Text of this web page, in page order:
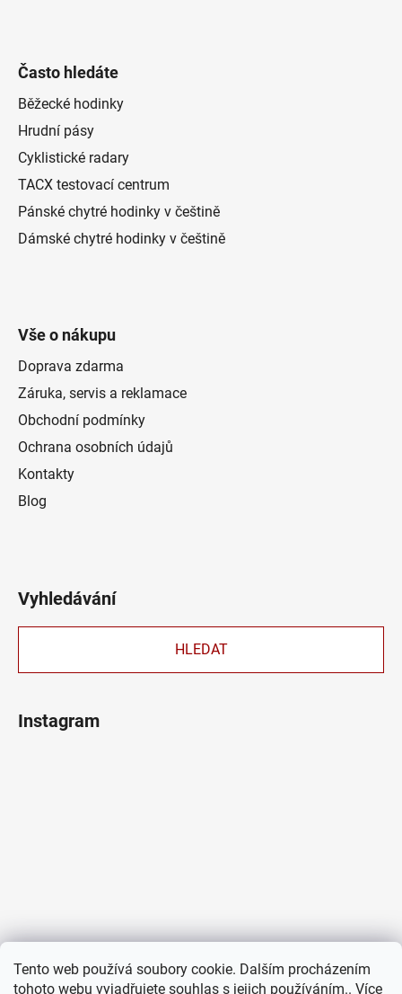
Tento web používá soubory cookie. Dalším procházením
tohoto webu vyjadřujete souhlas s jejich používáním.. Více
Často hledáte
Běžecké hodinky
Hrudní pásy
Cyklistické radary
TACX testovací centrum
Pánské chytré hodinky v češtině
Dámské chytré hodinky v češtině
Vše o nákupu
Doprava zdarma
Záruka, servis a reklamace
Obchodní podmínky
Ochrana osobních údajů
Kontakty
Blog
Vyhledávání
HLEDAT
Instagram